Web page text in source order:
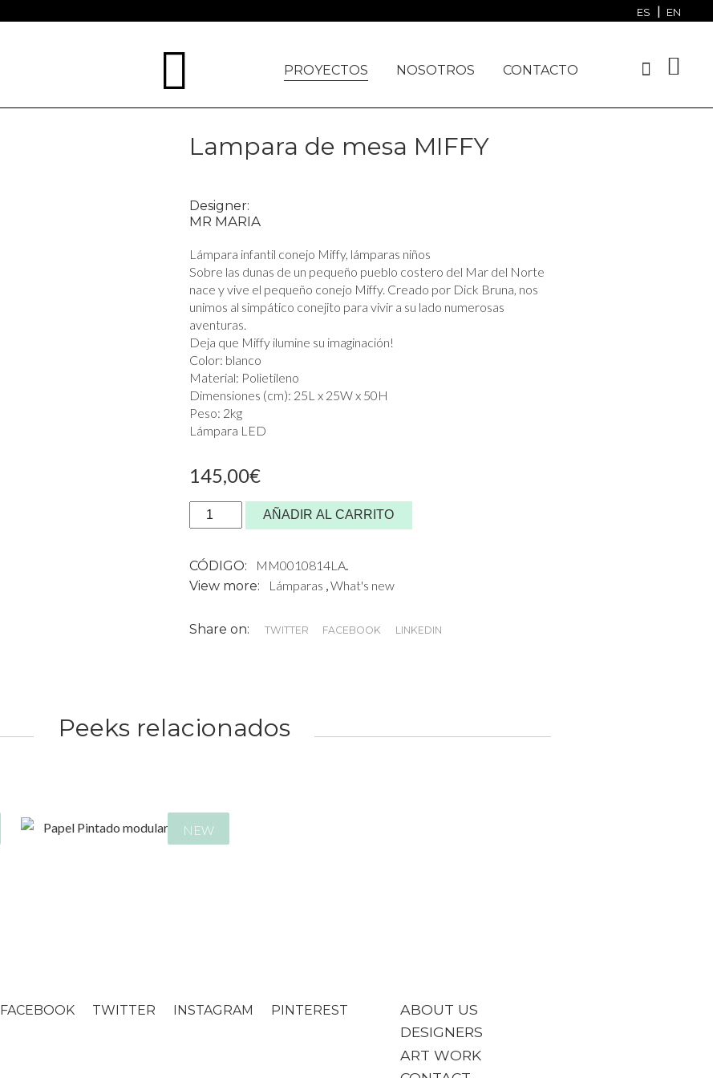
PROYECTOS
VER NUESTROS PROYECTOS
NOSOTROS CONTACTO
ES EN
Lampara de mesa MIFFY
Designer:
MR MARIA
Lámpara infantil conejo Miffy, lámparas niños
Sobre las dunas de un pequeño pueblo costero del Mar del Norte
nace y vive el pequeño conejo Miffy. Creado por Dick Bruna, nos
unimos al simpático conejito para vivir a su lado numerosas
aventuras.
Deja que Miffy ilumine su imaginación!
Color: blanco
Material: Polietileno
Dimensiones (cm): 25L x 25W x 50H
Peso: 2kg
Lámpara LED
145,00€
Lampara
de
MIFFY
cantidad
AÑADIR AL CARRITO
CÓDIGO: MM0010814LA.
View more:
Lámparas What's new
Share on: TWITTER FACEBOOK LINKEDIN
Peeks relacionados
NEW
FACEBOOK TWITTER INSTAGRAM PINTEREST
ABOUT US
DESIGNERS
ART WORK